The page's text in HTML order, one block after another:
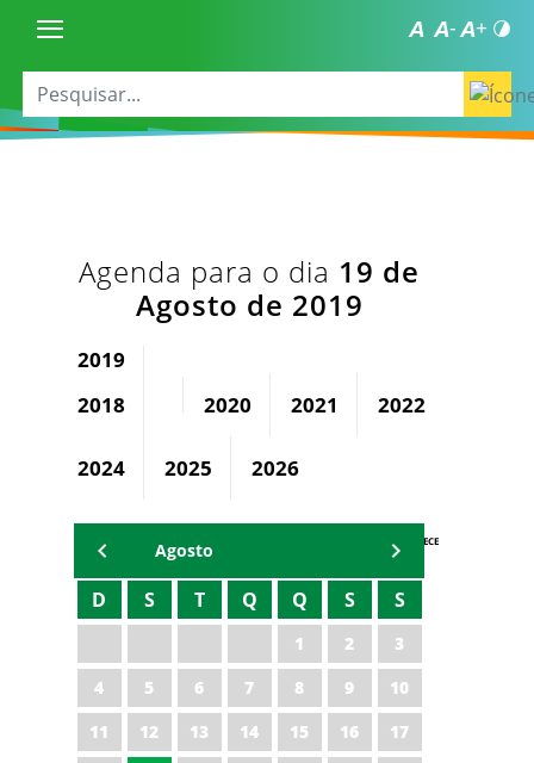
Agenda para o dia 19 de
Agosto de 2019
2019
2018
2020 2021 2022
2024 2025 2026
AGENDA IPECE
Agosto
D S T Q Q S S
1 2
3
4
5 6 7 8 9
10
11
12 13 14 15 16
17